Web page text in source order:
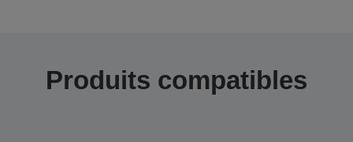
Produits compatibles